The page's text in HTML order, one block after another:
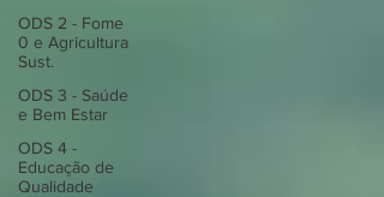
ODS 2 - Fome
0 e Agricultura
Sust.
ODS 3 - Saúde
e Bem Estar
ODS 4 -
Educação de
Qualidade